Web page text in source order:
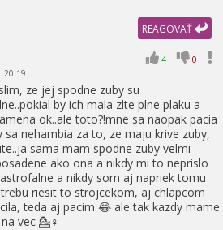
REAGOVAŤ
4 0
20:19
ze jej spodne zuby su
by ich mala zlte plne plaku a
ok..ale toto?!mne sa naopak pacia
sa nehambia za to, ze maju krive zuby,
sama mam spodne zuby velmi
ako ona a nikdy mi to neprislo
a nikdy som aj napriek tomu
riesit to strojcekom, aj chlapcom
teda aj pacim 😂 ale tak kazdy mame
vec 💁♀